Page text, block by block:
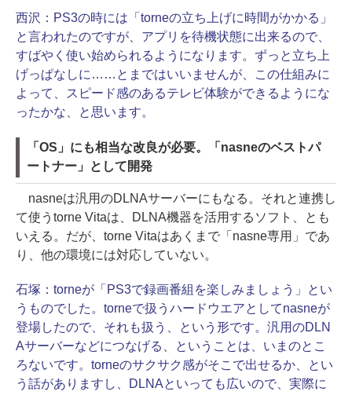
西沢： PS3の時には「torneの立ち上げに時間がかかる」
と言われたのですが、アプリを待機状態に出来るので、
すばやく使い始められるようになります。ずっと立ち上
げっぱなしに……とまではいいませんが、この仕組みに
よって、スピード感のあるテレビ体験ができるようにな
ったかな、と思います。
「OS」にも相当な改良が必要。「nasneのベストパ
ートナー」として開発
nasneは汎用のDLNAサーバーにもなる。それと連携し
て使うtorne Vitaは、DLNA機器を活用するソフト、とも
いえる。だが、torne Vitaはあくまで「nasne専用」であ
り、他の環境には対応していない。
石塚： torneが「PS3で録画番組を楽しみましょう」とい
うものでした。torneで扱うハードウエアとしてnasneが
登場したので、それも扱う、という形です。汎用のDLN
Aサーバーなどにつなげる、ということは、いまのとこ
ろないです。torneのサクサク感がそこで出せるか、とい
う話がありますし、DLNAといっても広いので、実際に